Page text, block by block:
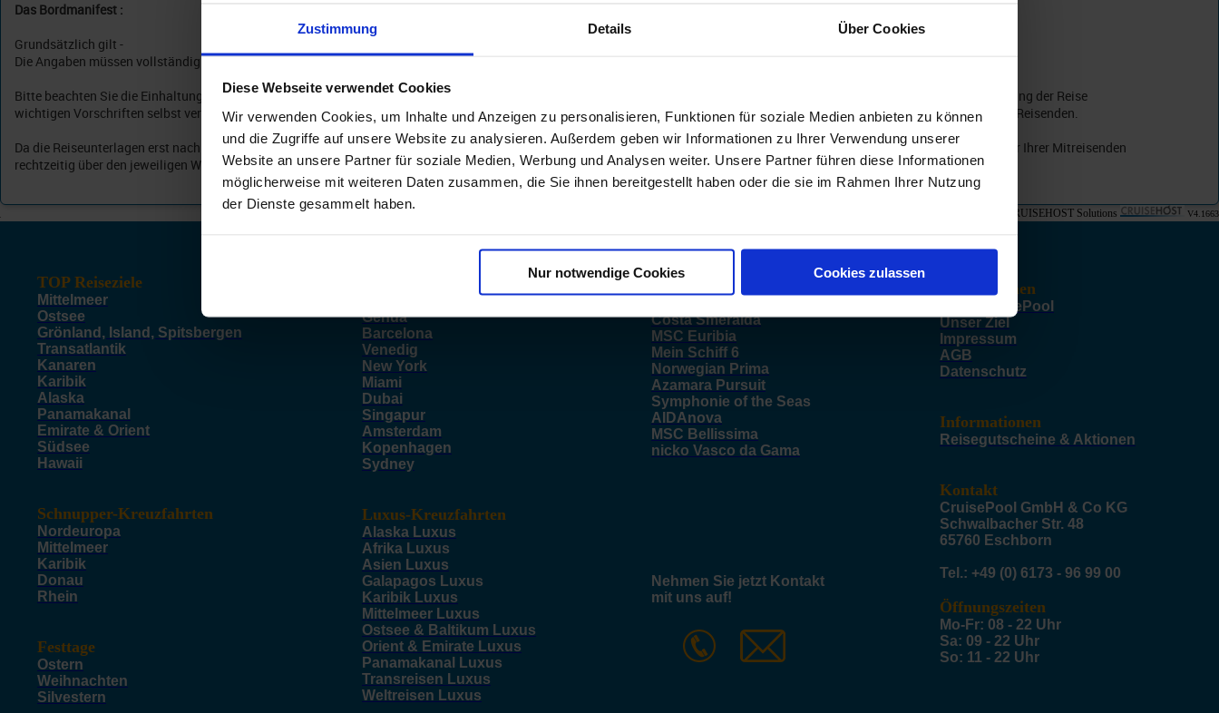
Zustimmung Details Über Cookies
Diese Webseite verwendet Cookies
Wir verwenden Cookies, um Inhalte und Anzeigen zu personalisieren, Funktionen für soziale Medien anbieten zu können
und die Zugriffe auf unsere Website zu analysieren. Außerdem geben wir Informationen zu Ihrer Verwendung unserer
Website an unsere Partner für soziale Medien, Werbung und Analysen weiter. Unsere Partner führen diese Informationen
möglicherweise mit weiteren Daten zusammen, die Sie ihnen bereitgestellt haben oder die sie im Rahmen Ihrer Nutzung
der Dienste gesammelt haben.
Nur notwendige Cookies Cookies zulassen
Das Bordmanifest :
Grundsätzlich gilt -
Die Angaben müssen vollständig der jeweiligen Hafenpolizei vor Reisebeginn und den zuständigen Behörden in den Zielländern vorliegen.
Bitte beachten Sie die Einhaltung der für die Reise notwendigen Formalitäten sowie Visa und Gesundheitsvorschriften. Der Reisende ist für die Einhaltung aller für die Durchführung der Reise
wichtigen Vorschriften selbst verantwortlich. Alle Nachteile, die aus der Nichtbefolgung dieser Vorschriften entstehen (z.B. Verweigerung der Einschiffung), gehen zu Lasten des Reisenden.
Da die Reiseunterlagen erst nach Erhalt der vollständigen Personalien ausgestellt werden können, bitten wir Sie höflichst, alle notwendigen Informationen zu Ihrer Person und der Ihrer Mitreisenden
rechtzeitig über den jeweiligen Weg an den Veranstalter zu melden.
© CRUISEHOST Solutions V4.1663
TOP Reiseziele
Mittelmeer
Ostsee
Grönland, Island, Spitsbergen
Transatlantik
Kanaren
Karibik
Alaska
Panamakanal
Emirate & Orient
Südsee
Hawaii
Schnupper-Kreuzfahrten
Nordeuropa
Mittelmeer
Karibik
Donau
Rhein
Festtage
Ostern
Weihnachten
Silvestern
Genua
Barcelona
Venedig
New York
Miami
Dubai
Singapur
Amsterdam
Kopenhagen
Sydney
Luxus-Kreuzfahrten
Alaska Luxus
Afrika Luxus
Asien Luxus
Galapagos Luxus
Karibik Luxus
Mittelmeer Luxus
Ostsee & Baltikum Luxus
Orient & Emirate Luxus
Panamakanal Luxus
Transreisen Luxus
Weltreisen Luxus
Costa Smeralda
MSC Euribia
Mein Schiff 6
Norwegian Prima
Azamara Pursuit
Symphonie of the Seas
AIDAnova
MSC Bellissima
nicko Vasco da Gama
Nehmen Sie jetzt Kontakt
mit uns auf!
Unternehmen
Über CruisePool
Unser Ziel
Impressum
AGB
Datenschutz
Informationen
Reisegutscheine & Aktionen
Kontakt
CruisePool GmbH & Co KG
Schwalbacher Str. 48
65760 Eschborn
Tel.: +49 (0) 6173 - 96 99 00
Öffnungszeiten
Mo-Fr: 08 - 22 Uhr
Sa: 09 - 22 Uhr
So: 11 - 22 Uhr